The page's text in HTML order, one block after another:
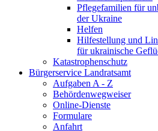
Pflegefamilien für
der Ukraine
Helfen
Hilfestellung und
für ukrainische
Katastrophenschutz
Bürgerservice Landratsamt
Aufgaben A - Z
Behördenwegweiser
Online-Dienste
Formulare
Anfahrt